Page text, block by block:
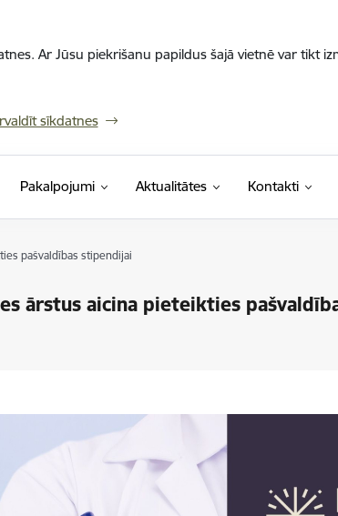
Ar Jūsu piekrišanu papildus šajā vietnē var tikt
sīkdatnes
Pakalpojumi Aktualitātes Kontakti
pašvaldības stipendijai
ārstus aicina pieteikties